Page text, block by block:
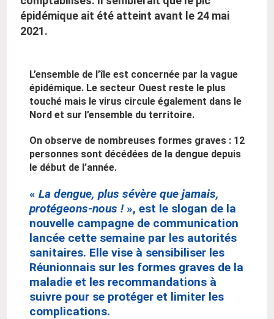
épidémique ait été atteint avant le 24 mai
2021.
L’ensemble de l’île est concernée par la vague
épidémique. Le secteur Ouest reste le plus
touché mais le virus circule également dans le
Nord et sur l’ensemble du territoire.
On observe de nombreuses formes graves : 12
personnes sont décédées de la dengue depuis
le début de l’année.
« La dengue, plus sévère que jamais,
protégeons-nous !», est le slogan de la
nouvelle campagne de communication
lancée cette semaine par les autorités
sanitaires. Elle vise à sensibiliser les
Réunionnais sur les formes graves de la
maladie et les recommandations à
suivre pour se protéger et limiter les
complications.